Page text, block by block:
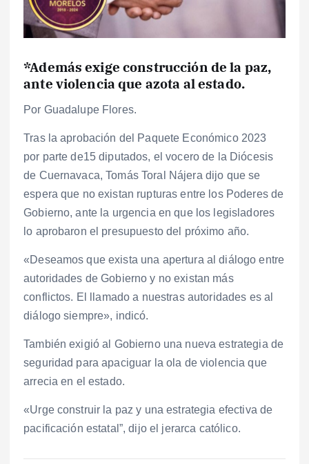
*Además exige construcción de la paz,
ante violencia que azota al estado.
Por Guadalupe Flores.
Tras la aprobación del Paquete Económico 2023
por parte de15 diputados, el vocero de la Diócesis
de Cuernavaca, Tomás Toral Nájera dijo que se
espera que no existan rupturas entre los Poderes de
Gobierno, ante la urgencia en que los legisladores
lo aprobaron el presupuesto del próximo año.
«Deseamos que exista una apertura al diálogo entre
autoridades de Gobierno y no existan más
conflictos. El llamado a nuestras autoridades es al
diálogo siempre», indicó.
También exigió al Gobierno una nueva estrategia de
seguridad para apaciguar la ola de violencia que
arrecia en el estado.
«Urge construir la paz y una estrategia efectiva de
pacificación estatal”, dijo el jerarca católico.